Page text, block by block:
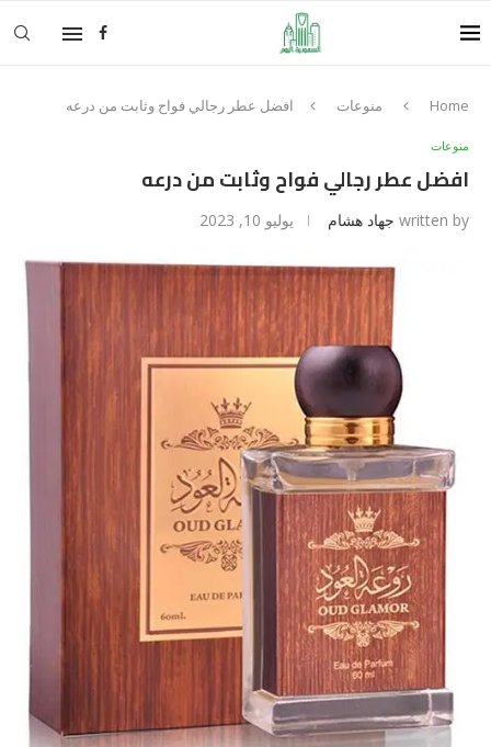
Home منوعات افضل عطر رجالي فواح وثابت من درعه
منوعات
افضل عطر رجالي فواح وثابت من درعه
written by جهاد هشام يوليو 10, 2023